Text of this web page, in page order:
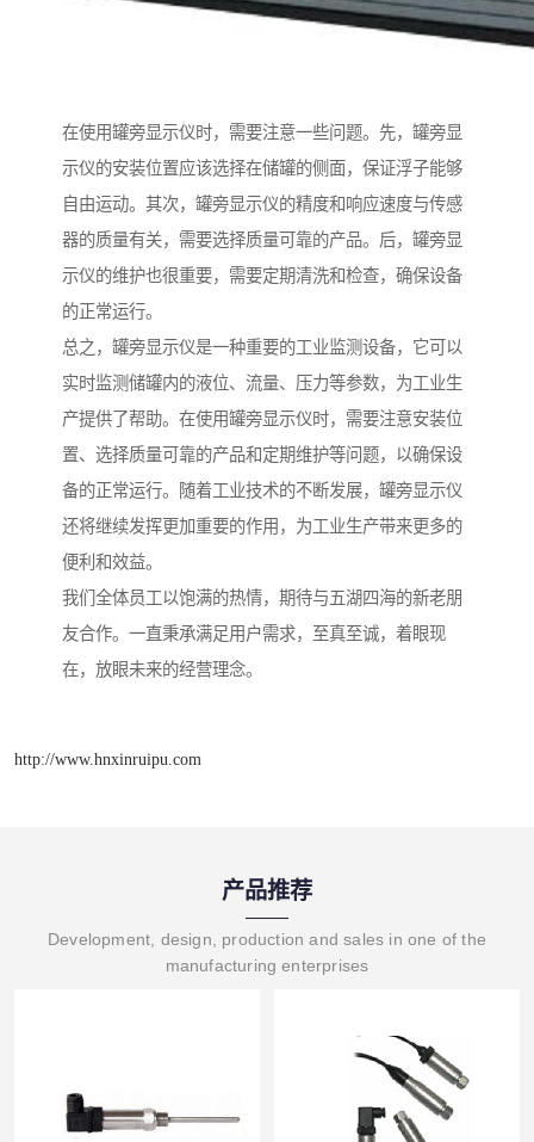
在使用罐旁显示仪时，需要注意一些问题。先，罐旁显
示仪的安装位置应该选择在储罐的侧面，保证浮子能够
自由运动。其次，罐旁显示仪的精度和响应速度与传感
器的质量有关，需要选择质量可靠的产品。后，罐旁显
示仪的维护也很重要，需要定期清洗和检查，确保设备
的正常运行。
总之，罐旁显示仪是一种重要的工业监测设备，它可以
实时监测储罐内的液位、流量、压力等参数，为工业生
产提供了帮助。在使用罐旁显示仪时，需要注意安装位
置、选择质量可靠的产品和定期维护等问题，以确保设
备的正常运行。随着工业技术的不断发展，罐旁显示仪
还将继续发挥更加重要的作用，为工业生产带来更多的
便利和效益。
我们全体员工以饱满的热情，期待与五湖四海的新老朋
友合作。一直秉承满足用户需求，至真至诚，着眼现
在，放眼未来的经营理念。
http://www.hnxinruipu.com
产品推荐
Development, design, production and sales in one of the
manufacturing enterprises